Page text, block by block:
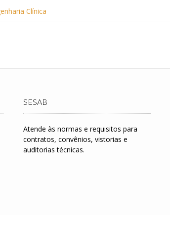
SESAB
Atende às normas e requisitos para
contratos, convênios, vistorias e
auditorias técnicas.